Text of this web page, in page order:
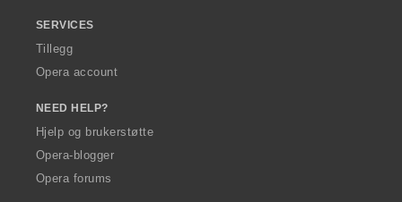
SERVICES
Tillegg
Opera account
NEED HELP?
Hjelp og brukerstøtte
Opera-blogger
Opera forums